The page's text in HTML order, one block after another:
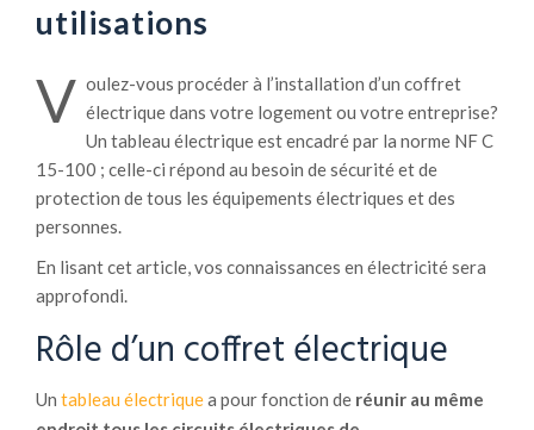
utilisations
V oulez-vous procéder à l’installation d’un coffret
électrique dans votre logement ou votre entreprise?
Un tableau électrique est encadré par la norme NF C
15-100 ; celle-ci répond au besoin de sécurité et de
protection de tous les équipements électriques et des
personnes.
En lisant cet article, vos connaissances en électricité sera
approfondi.
Rôle d’un coffret électrique
Un tableau électriquea pour fonction de réunir au même